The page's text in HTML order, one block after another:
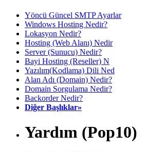
Yöncü Güncel SMTP Ayarlar
Windows Hosting Nedir?
Lokasyon Nedir?
Hosting (Web Alanı) Nedir
Server (Sunucu) Nedir?
Bayi Hosting (Reseller) N
Yazılım(Kodlama) Dili Ned
Alan Adı (Domain) Nedir?
Domain Sorgulama Nedir?
Backorder Nedir?
Diğer Başlıklar»
Yardım (Pop10)